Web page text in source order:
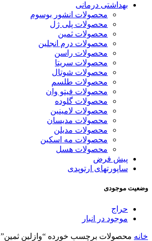
بهداشتی درمانی
محصولات انشور بوسوم
محصولات پلی ژل
محصولات ثمین
محصولات درم انجلین
محصولات راسن
محصولات سریتا
محصولات شوتال
محصولات طلسم
محصولات فیتو وان
محصولات گلوده
محصولات لامینین
محصولات مدیسان
محصولات مدیلن
محصولات مه اسکین
محصولات هسل
پیش فرض
ساپورتهای ارتوپدی
وضعیت موجودی
حراج
موجود در انبار
خانه محصولات برچسب خورده “وازلین ثمین”